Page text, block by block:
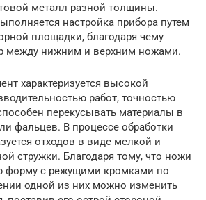
металл разной толщины.
настройка прибора путем
площадки, благодаря чему
между нижним и верхним ножами.
характеризуется высокой
работ, точностью
перекусывать материалы в
фальцев. В процессе обработки
отходов в виде мелкой и
стружки. Благодаря тому, что ножи
форму с режущими кромками по
одной из них можно изменить